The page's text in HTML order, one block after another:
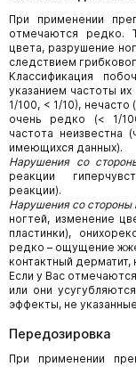
При применении
отмечаются редко.
цвета, разрушение
следствием
Классификация
указанием частоты
1/100, < 1/10),
очень редко (< 1/
частота неизвестна
имеющихся данных).
Нарушения со
реакции
реакции).
Нарушения со стороны
ногтей, изменение
пластинки),
редко – ощущение
контактный
Если у Вас
или они
эффекты, не
Передозировка
При применении